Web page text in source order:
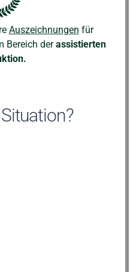
Auszeichnungen für
Bereich derassistierten